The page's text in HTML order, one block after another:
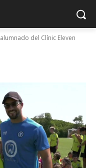
del Clínic Eleven